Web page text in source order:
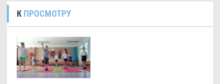
К ПРОСМОТРУ